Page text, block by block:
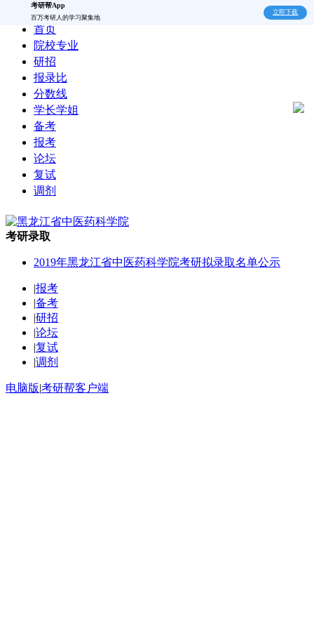
考研帮App
百万考研人的学习聚集地
立即下载
首页
院校专业
研招
报录比
分数线
学长学姐
备考
报考
论坛
复试
调剂
考研录取
2019年黑龙江省中医药科学院考研拟录取名单公示
|报考
|备考
|研招
|论坛
|复试
|调剂
电脑版|考研帮客户端